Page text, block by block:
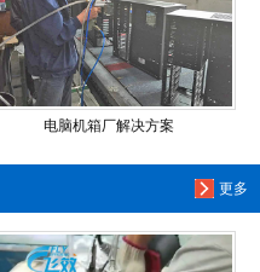
电脑机箱厂解决方案
更多